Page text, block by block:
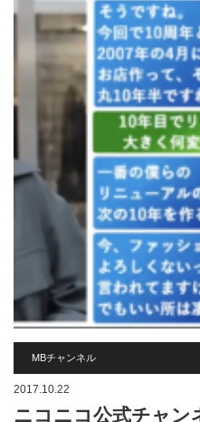
MBチャンネル
2017.10.22
ニコニコ公式チャン